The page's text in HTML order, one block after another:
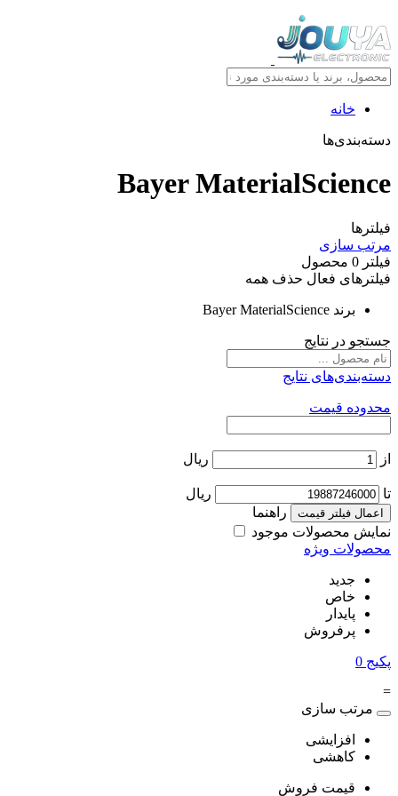
خانه
دسته‌بندی‌ها
Bayer MaterialScience
فیلترها
مرتب سازی
فیلتر 0 محصول
فیلترهای فعال حذف همه
برند Bayer MaterialScience
جستجو در نتایج
دسته‌بندی‌های نتایج
محدوده قیمت
از ریال
تا ریال
اعمال فیلتر قیمت
راهنما
نمایش محصولات موجود
محصولات ویژه
جدید
خاص
پایدار
پرفروش
پکیج 0
=
مرتب سازی
افزایشی
کاهشی
قیمت فروش